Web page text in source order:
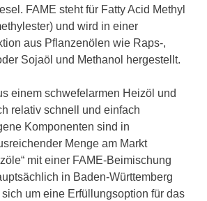
FAME steht für Fatty Acid Methyl
und wird in einer
aus Pflanzenölen wie Raps-,
Sojaöl und Methanol hergestellt.
einem schwefelarmen Heizöl und
relativ schnell und einfach
Komponenten sind in
Menge am Markt
mit einer FAME-Beimischung
in Baden-Württemberg
um eine Erfüllungsoption für das